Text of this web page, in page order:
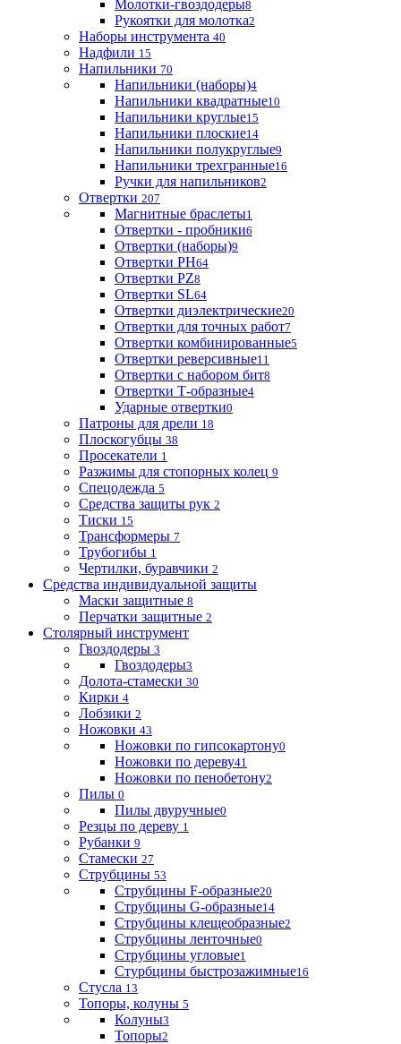
Молотки-гвоздодеры8
Рукоятки для молотка2
Наборы инструмента 40
Надфили 15
Напильники 70
Напильники (наборы)4
Напильники квадратные10
Напильники круглые15
Напильники плоские14
Напильники полукруглые9
Напильники трехгранные16
Ручки для напильников2
Отвертки 207
Магнитные браслеты1
Отвертки - пробники6
Отвертки (наборы)9
Отвертки PH64
Отвертки PZ8
Отвертки SL64
Отвертки диэлектрические20
Отвертки для точных работ7
Отвертки комбинированные5
Отвертки реверсивные11
Отвертки с набором бит8
Отвертки Т-образные4
Ударные отвертки0
Патроны для дрели 18
Плоскогубцы 38
Просекатели 1
Разжимы для стопорных колец 9
Спецодежда 5
Средства защиты рук 2
Тиски 15
Трансформеры 7
Трубогибы 1
Чертилки, буравчики 2
Средства индивидуальной защиты
Маски защитные 8
Перчатки защитные 2
Столярный инструмент
Гвоздодеры 3
Гвоздодеры3
Долота-стамески 30
Кирки 4
Лобзики 2
Ножовки 43
Ножовки по гипсокартону0
Ножовки по дереву41
Ножовки по пенобетону2
Пилы 0
Пилы двуручные0
Резцы по дереву 1
Рубанки 9
Стамески 27
Струбцины 53
Струбцины F-образные20
Струбцины G-образные14
Струбцины клещеобразные2
Струбцины ленточные0
Струбцины угловые1
Стурбцины быстрозажимные16
Стусла 13
Топоры, колуны 5
Колуны3
Топоры2